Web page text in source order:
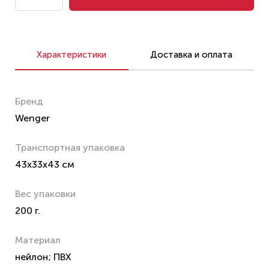
Характеристики Доставка и оплата
Бренд
Wenger
Транспортная упаковка
43x33x43 см
Вес упаковки
200 г.
Материал
нейлон; ПВХ